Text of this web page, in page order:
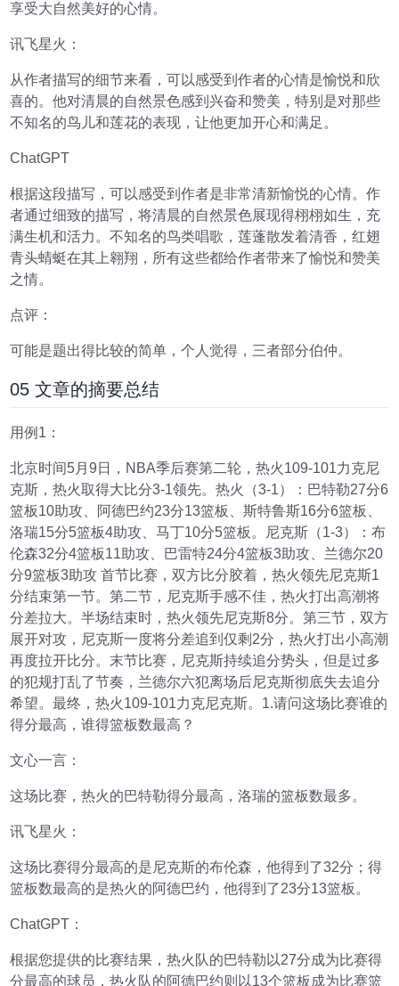
享受大自然美好的心情。
讯飞星火：
从作者描写的细节来看，可以感受到作者的心情是愉悦和欣
喜的。他对清晨的自然景色感到兴奋和赞美，特别是对那些
不知名的鸟儿和莲花的表现，让他更加开心和满足。
ChatGPT
根据这段描写，可以感受到作者是非常清新愉悦的心情。作
者通过细致的描写，将清晨的自然景色展现得栩栩如生，充
满生机和活力。不知名的鸟类唱歌，莲蓬散发着清香，红翅
青头蜻蜓在其上翱翔，所有这些都给作者带来了愉悦和赞美
之情。
点评：
可能是题出得比较的简单，个人觉得，三者部分伯仲。
05 文章的摘要总结
用例1：
北京时间5月9日，NBA季后赛第二轮，热火109-101力克尼
克斯，热火取得大比分3-1领先。热火（3-1）：巴特勒27分6
篮板10助攻、阿德巴约23分13篮板、斯特鲁斯16分6篮板、
洛瑞15分5篮板4助攻、马丁10分5篮板。尼克斯（1-3）：布
伦森32分4篮板11助攻、巴雷特24分4篮板3助攻、兰德尔20
分9篮板3助攻 首节比赛，双方比分胶着，热火领先尼克斯1
分结束第一节。第二节，尼克斯手感不佳，热火打出高潮将
分差拉大。半场结束时，热火领先尼克斯8分。第三节，双方
展开对攻，尼克斯一度将分差追到仅剩2分，热火打出小高潮
再度拉开比分。末节比赛，尼克斯持续追分势头，但是过多
的犯规打乱了节奏，兰德尔六犯离场后尼克斯彻底失去追分
希望。最终，热火109-101力克尼克斯。1.请问这场比赛谁的
得分最高，谁得篮板数最高？
文心一言：
这场比赛，热火的巴特勒得分最高，洛瑞的篮板数最多。
讯飞星火：
这场比赛得分最高的是尼克斯的布伦森，他得到了32分；得
篮板数最高的是热火的阿德巴约，他得到了23分13篮板。
ChatGPT：
根据您提供的比赛结果，热火队的巴特勒以27分成为比赛得
分最高的球员，热火队的阿德巴约则以13个篮板成为比赛篮